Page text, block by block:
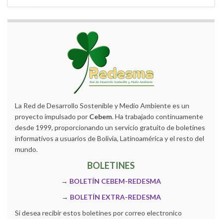
La Red de Desarrollo Sostenible y Medio Ambiente es un
proyecto impulsado por Cebem. Ha trabajado continuamente
desde 1999, proporcionando un servicio gratuito de boletines
informativos a usuarios de Bolivia, Latinoamérica y el resto del
mundo.
BOLETINES
→ BOLETÍN CEBEM-REDESMA
→ BOLETÍN EXTRA-REDESMA
Si desea recibir estos boletines por correo electronico